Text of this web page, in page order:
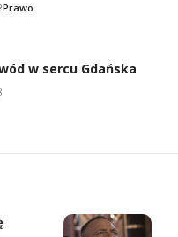
Prawo
w sercu Gdańska